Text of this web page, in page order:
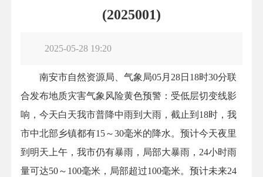
(2025001)
2025-05-28 19:20
南安市自然资源局、气象局05月28日18时30分联
合发布地质灾害气象风险黄色预警：受低层切变线影
响，今天白天我市普降中雨到大雨，截止到18时，我
市中北部乡镇都有15～30毫米的降水。预计今天夜里
到明天上午，我市仍有暴雨，局部大暴雨，24小时雨
量可达50～100毫米，局部超过100毫米。预计未来24